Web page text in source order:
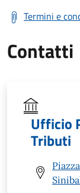
Termini e
Contatti
Ufficio
Tributi